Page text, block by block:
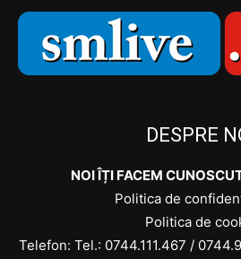
DESPRE
NOI ÎȚI FACEM
Politica de
Politica de
Telefon: Tel.: 0744.111.467 /